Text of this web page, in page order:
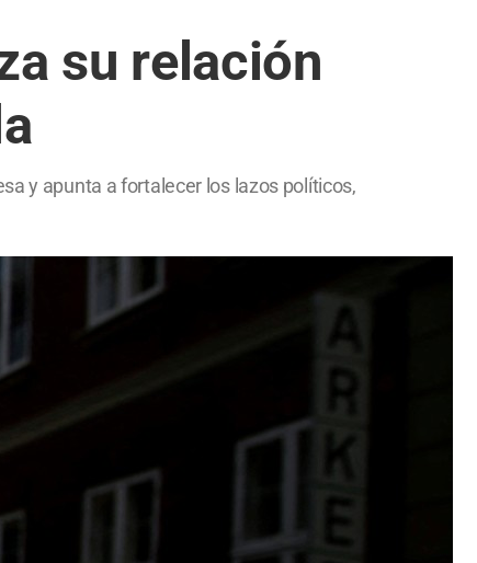
su relación
y apunta a fortalecer los lazos políticos,